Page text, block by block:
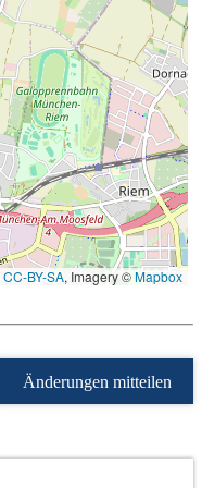
CC-BY-SA, Imagery ©Mapbox
Änderungen mitteilen